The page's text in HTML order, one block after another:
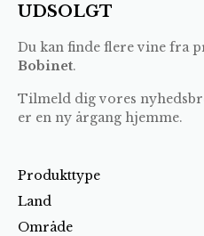
Produkttype
Land
Område
UDSOLGT
Du kan finde flere vine fra
Bobinet.
Tilmeld dig vores
er en ny årgang hjemme.